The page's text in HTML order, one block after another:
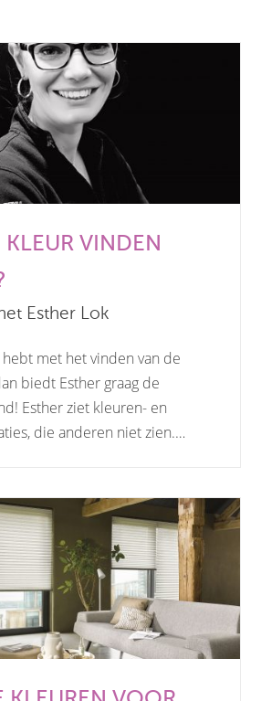
KLEUR VINDEN
Esther Lok
met het vinden van de
biedt Esther graag de
Esther ziet kleuren- en
die anderen niet zien.…